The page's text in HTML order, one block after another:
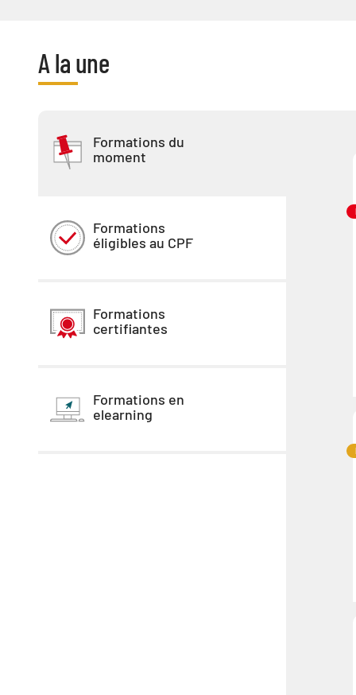
A la une
Formations du
moment
Formations
éligibles au CPF
Formations
certifiantes
Formations en
elearning